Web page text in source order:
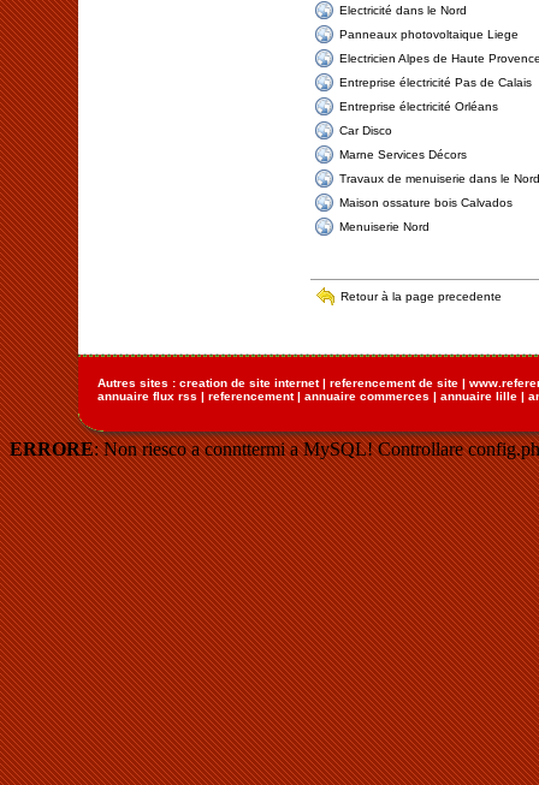
Electricité dans le Nord
Panneaux photovoltaique Liege
Electricien Alpes de Haute
Entreprise électricité Pas de Calais
Entreprise électricité Orléans
Car Disco
Marne Services Décors
Travaux de menuiserie dans le Nord
Maison ossature bois Calvados
Menuiserie Nord
Retour à la page precedente
Autres sites : creation de site internet| referencement de site |
annuaire flux rss | referencement| annuaire commerces | annuaire lille |
ERRORE: Non riesco a connttermi a MySQL! Controllare